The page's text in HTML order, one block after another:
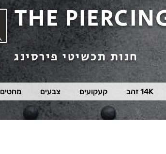
THE
חנות תכשיטי פירסינג
14K זהב קעקועים צבעים מחטים